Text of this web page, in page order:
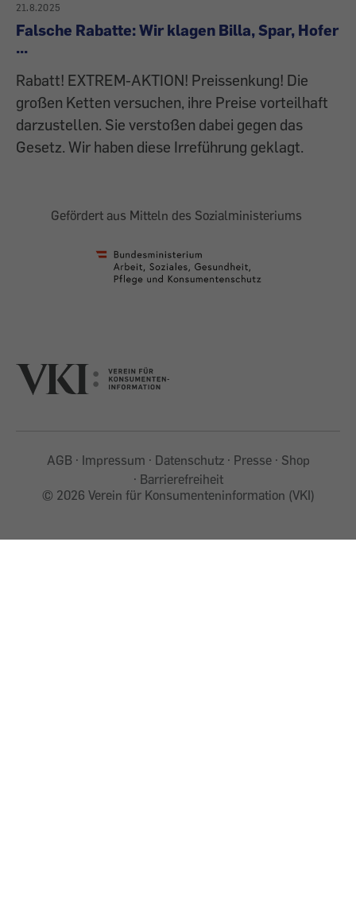
21.8.2025
Falsche Rabatte: Wir klagen Billa, Spar, Hofer
...
Rabatt! EXTREM-AKTION! Preissenkung! Die
großen Ketten versuchen, ihre Preise vorteilhaft
darzustellen. Sie verstoßen dabei gegen das
Gesetz. Wir haben diese Irreführung geklagt.
Gefördert aus Mitteln des Sozialministeriums
AGB Impressum Datenschutz Presse
Shop
Barrierefreiheit
© 2026 Verein für Konsumenteninformation (VKI)